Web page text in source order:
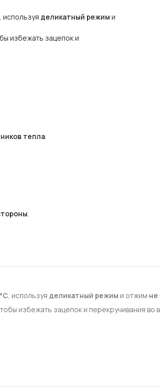
, используя деликатный режим и
избежать зацепок и
тепла.
.
, используя деликатный режим и отжим не
избежать зацепок и перекручивания во
стороны.